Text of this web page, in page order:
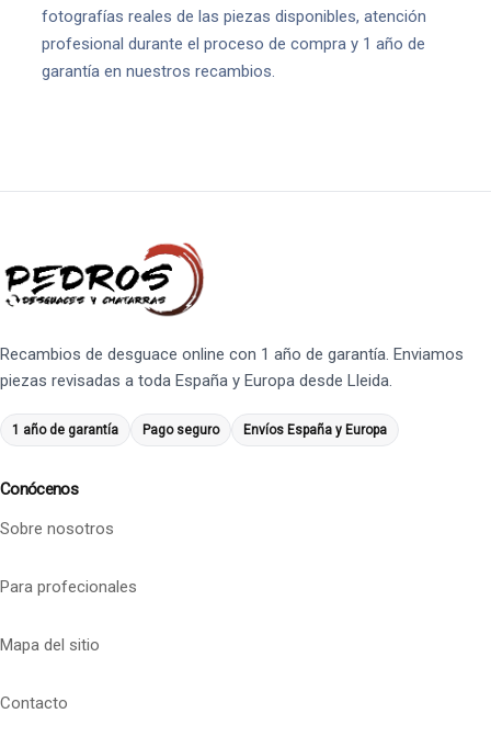
fotografías reales de las piezas disponibles, atención
profesional durante el proceso de compra y 1 año de
garantía en nuestros recambios.
Recambios de desguace online con 1 año de garantía. Enviamos
piezas revisadas a toda España y Europa desde Lleida.
1 año de garantía Pago seguro Envíos España y Europa
Conócenos
Sobre nosotros
Para profecionales
Mapa del sitio
Contacto